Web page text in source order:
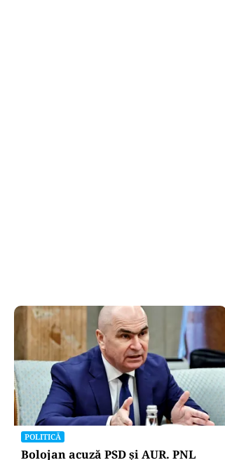
POLITICĂ
Bolojan acuză PSD și AUR. PNL